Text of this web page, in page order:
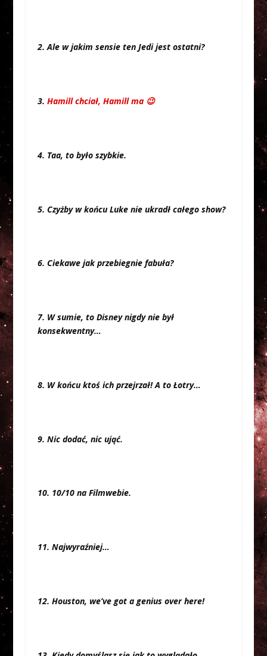
2. Ale w jakim sensie ten Jedi jest ostatni?
3. Hamill chciał, Hamill ma 😉
4. Taa, to było szybkie.
5. Czyżby w końcu Luke nie ukradł całego show?
6. Ciekawe jak przebiegnie fabuła?
7. W sumie, to Disney nigdy nie był
konsekwentny…
8. W końcu ktoś ich przejrzał! A to Łotry…
9. Nic dodać, nic ująć.
10. 10/10 na Filmwebie.
11. Najwyraźniej…
12. Houston, we’ve got a genius over here!